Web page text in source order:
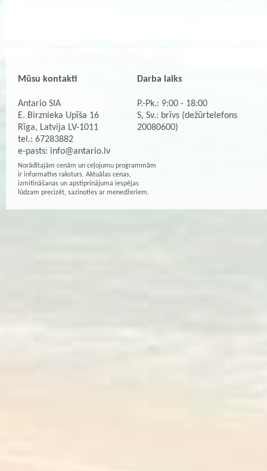
Mūsu kontakti
Antario SIA
E. Birznieka Upīša 16
Rīga, Latvija LV-1011
tel.: 67283882
e-pasts: info@antario.lv
Darba laiks
P.-Pk.: 9:00 - 18:00
S, Sv.: brīvs (dežūrtelefons
20080600)
Norādītajām cenām un ceļojumu programmām
ir informatīvs raksturs. Aktuālas cenas,
izmitināšanas un apstiprinājuma iespējas
lūdzam precizēt, sazinoties ar menedžeriem.